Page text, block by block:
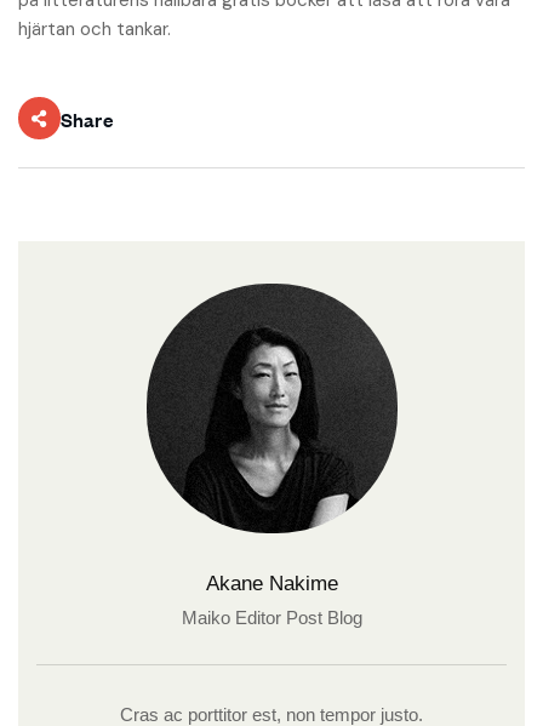
hjärtan och tankar.
Share
Akane Nakime
Maiko Editor Post Blog
Cras ac porttitor est, non tempor justo.